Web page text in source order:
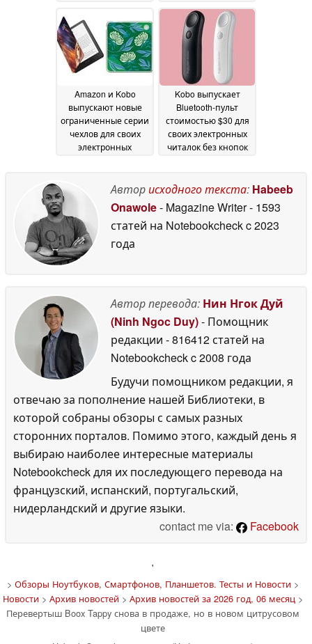
20 May 2026
Amazon и Kobo
выпускают новые
ограниченные серии
чехлов для своих
электронных
Kobo выпускает
Bluetooth-пульт
стоимостью $30 для
своих электронных
читалок без кнопок
Авторисходного текста: Habeeb
Onawole- Magazine Writer- 1593
статей на Notebookcheckc 2023
года
Автор перевода: Нин Нгок Дуй
(Ninh Ngoc Duy)- Помощник
редакции - 816412 статей на
Notebookcheckc 2008 года
Будучи помощником редакции, я
отвечаю за пополнение нашей Библиотеки, в
которой собраны обзоры с самых разных
сторонних порталов. Помимо этого, каждый день я
выбираю наиболее интересные материалы
Notebookcheck для их последующего перевода на
французский, испанский, португальский,
нидерландский и другие языки.
contact me via:
Facebook
'
> Обзоры Ноутбуков, Смартфонов, Планшетов. Тесты и Новости>
Новости> Архив новостей> Архив новостей за 2026 год, 06 месяц >
Перевертыш Boox Tappy снова в продаже, но в новом цитрусовом
цвете